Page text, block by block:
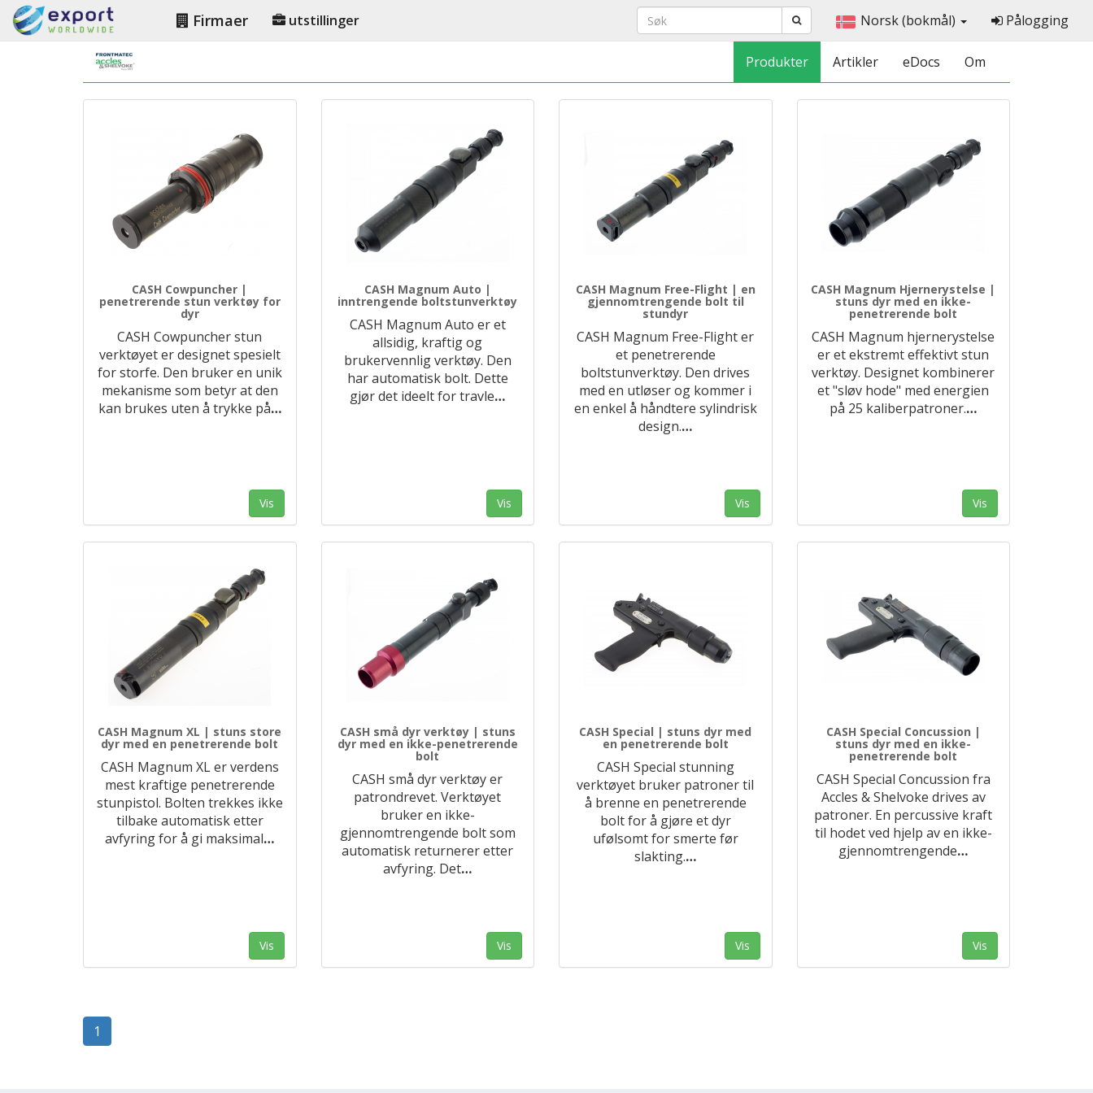
Firmaer utstillinger Norsk (bokmål) Pålogging
Produkter Artikler eDocs Om
CASH Cowpuncher |
penetrerende stun verktøy for
dyr
CASH Cowpuncher stun
verktøyet er designet spesielt
for storfe. Den bruker en unik
mekanisme som betyr at den
kan brukes uten å trykke på…
Vis
CASH Magnum Auto |
inntrengende boltstunverktøy
CASH Magnum Auto er et
allsidig, kraftig og
brukervennlig verktøy. Den
har automatisk bolt. Dette
gjør det ideelt for travle…
Vis
CASH Magnum Free-Flight | en
gjennomtrengende bolt til
stundyr
CASH Magnum Free-Flight er
et penetrerende
boltstunverktøy. Den drives
med en utløser og kommer i
en enkel å håndtere sylindrisk
design.…
Vis
CASH Magnum Hjernerystelse |
stuns dyr med en ikke-
penetrerende bolt
CASH Magnum hjernerystelse
er et ekstremt effektivt stun
verktøy. Designet kombinerer
et "sløv hode" med energien
på 25 kaliberpatroner.…
Vis
CASH Magnum XL | stuns store
dyr med en penetrerende bolt
CASH Magnum XL er verdens
mest kraftige penetrerende
stunpistol. Bolten trekkes ikke
tilbake automatisk etter
avfyring for å gi maksimal…
Vis
CASH små dyr verktøy | stuns
dyr med en ikke-penetrerende
bolt
CASH små dyr verktøy er
patrondrevet. Verktøyet
bruker en ikke-
gjennomtrengende bolt som
automatisk returnerer etter
avfyring. Det…
Vis
CASH Special | stuns dyr med
en penetrerende bolt
CASH Special stunning
verktøyet bruker patroner til
å brenne en penetrerende
bolt for å gjøre et dyr
ufølsomt for smerte før
slakting.…
Vis
CASH Special Concussion |
stuns dyr med en ikke-
penetrerende bolt
CASH Special Concussion fra
Accles & Shelvoke drives av
patroner. En percussive kraft
til hodet ved hjelp av en ikke-
gjennomtrengende…
Vis
1